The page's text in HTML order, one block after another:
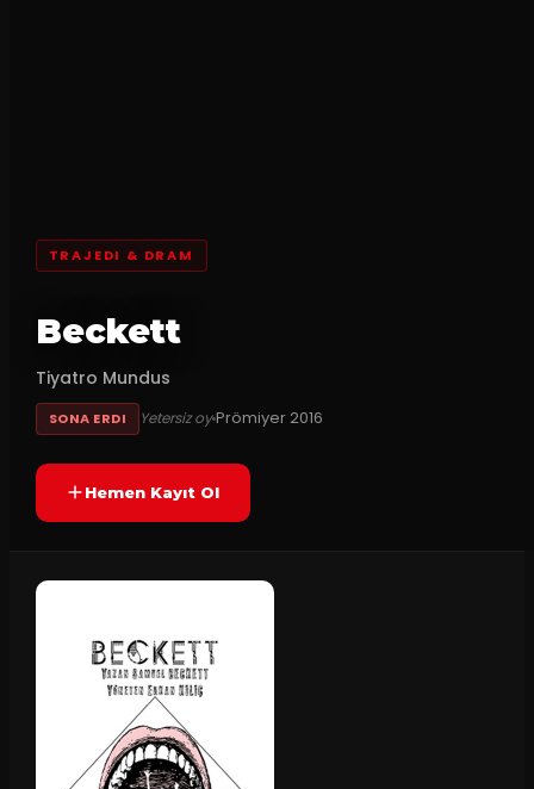
TRAJEDI & DRAM
Beckett
Tiyatro Mundus
SONA ERDI Yetersiz oyPrömiyer 2016
Hemen Kayıt Ol